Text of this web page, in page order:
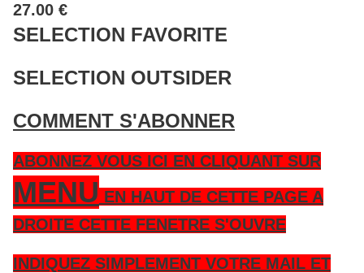
27.00 €
SELECTION FAVORITE
SELECTION OUTSIDER
COMMENT S'ABONNER
ABONNEZ VOUS ICI EN CLIQUANT SUR
MENU EN HAUT DE CETTE PAGE A
DROITE CETTE FENETRE S'OUVRE
INDIQUEZ SIMPLEMENT VOTRE MAIL ET